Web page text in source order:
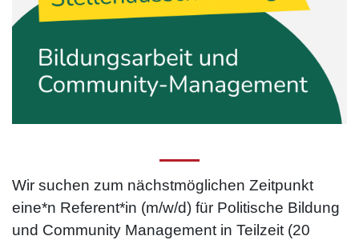
Wir suchen zum nächstmöglichen Zeitpunkt
eine*n Referent*in (m/w/d) für Politische Bildung
und Community Management in Teilzeit (20